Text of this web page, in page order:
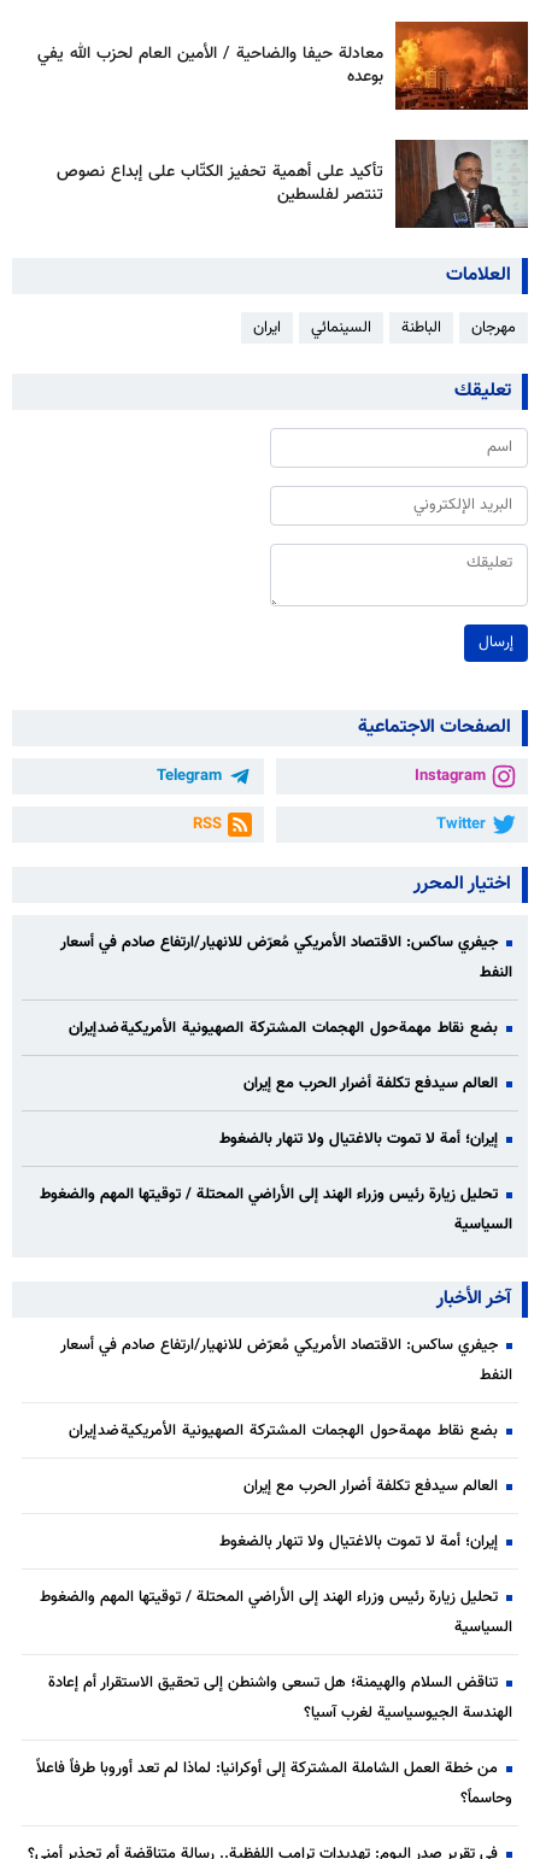
معادلة حيفا والضاحية / الأمين العام لحزب الله يفي
بوعده
تأكيد على أهمية تحفيز الكتّاب على إبداع نصوص
تنتصر لفلسطين
العلامات
مهرجان الباطنة السينمائي ايران
تعليقك
إرسال
الصفحات الاجتماعية
Instagram
Telegram
Twitter
RSS
اختيار المحرر
جيفري ساكس: الاقتصاد الأمريكي مُعرّض للانهيار/ارتفاع صادم في أسعار
النفط
بضع نقاط مهمة حول الهجمات المشتركة الصهيونية الأمريكية ضد إيران
العالم سيدفع تكلفة أضرار الحرب مع إيران
إيران؛ أمة لا تموت بالاغتيال ولا تنهار بالضغوط
تحليل زيارة رئيس وزراء الهند إلى الأراضي المحتلة / توقيتها المهم والضغوط
السياسية
آخر الأخبار
جيفري ساكس: الاقتصاد الأمريكي مُعرّض للانهيار/ارتفاع صادم في أسعار
النفط
بضع نقاط مهمة حول الهجمات المشتركة الصهيونية الأمريكية ضد إيران
العالم سيدفع تكلفة أضرار الحرب مع إيران
إيران؛ أمة لا تموت بالاغتيال ولا تنهار بالضغوط
تحليل زيارة رئيس وزراء الهند إلى الأراضي المحتلة / توقيتها المهم والضغوط
السياسية
تناقض السلام والهيمنة؛ هل تسعى واشنطن إلى تحقيق الاستقرار أم إعادة
الهندسة الجيوسياسية لغرب آسيا؟
من خطة العمل الشاملة المشتركة إلى أوكرانيا: لماذا لم تعد أوروبا طرفاً فاعلاً
وحاسماً؟
في تقرير صدر اليوم: تهديدات ترامب اللفظية.. رسالة متناقضة أم تحذير أمني؟